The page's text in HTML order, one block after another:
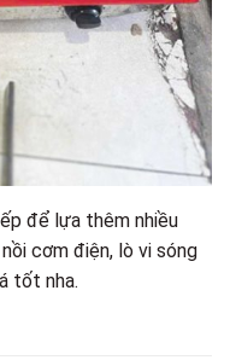
để lựa thêm nhiều
cơm điện, lò vi sóng
tốt nha.